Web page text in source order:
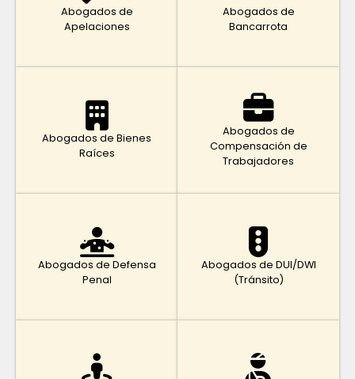
Abogados de
Apelaciones
Abogados de
Bancarrota
Abogados de Bienes
Raíces
Abogados de
Compensación de
Trabajadores
Abogados de Defensa
Penal
Abogados de DUI/DWI
(Tránsito)